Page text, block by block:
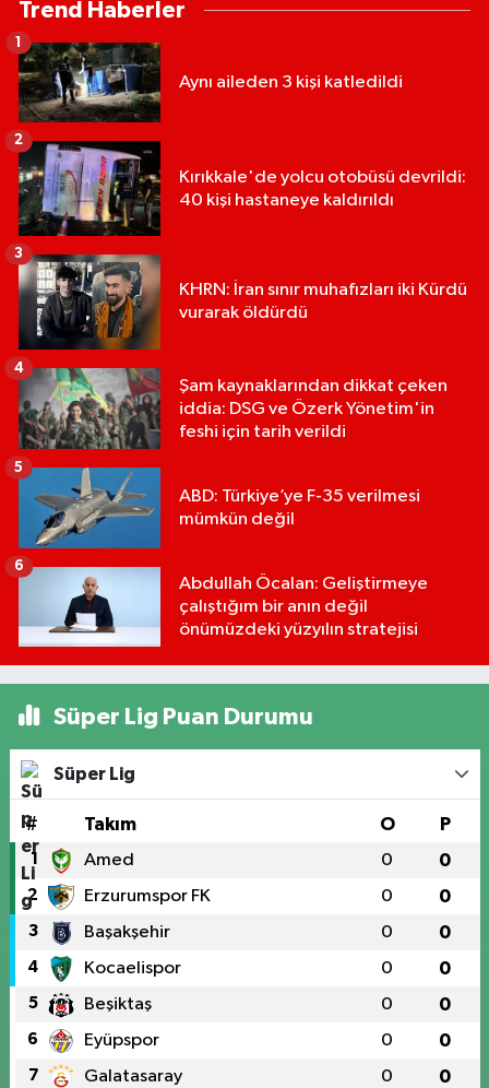
Trend Haberler
Aynı aileden 3 kişi katledildi
1
Kırıkkale'de yolcu otobüsü devrildi:
40 kişi hastaneye kaldırıldı
2
KHRN: İran sınır muhafızları iki Kürdü
vurarak öldürdü
3
Şam kaynaklarından dikkat çeken
iddia: DSG ve Özerk Yönetim'in
feshi için tarih verildi
4
ABD: Türkiye’ye F-35 verilmesi
mümkün değil
5
Abdullah Öcalan: Geliştirmeye
çalıştığım bir anın değil
önümüzdeki yüzyılın stratejisi
6
Süper Lig Puan Durumu
Süper Lig
# Takım O P
1 Amed 0 0
2 Erzurumspor FK 0 0
3 Başakşehir 0 0
4 Kocaelispor 0 0
5 Beşiktaş 0 0
6 Eyüpspor 0 0
7 Galatasaray 0 0